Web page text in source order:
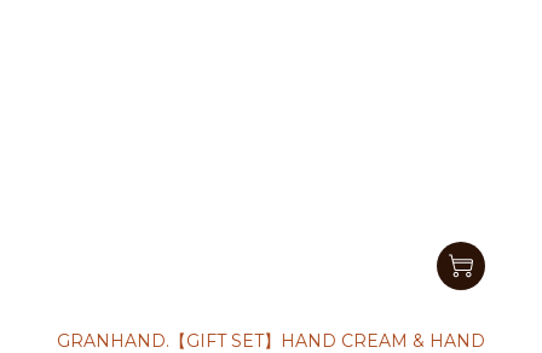
GRANHAND.【GIFT SET】HAND CREAM & HAND